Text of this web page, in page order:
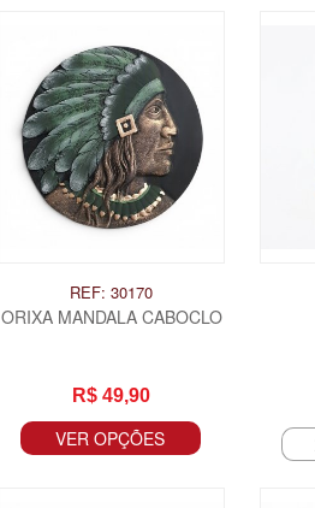
REF: 30170
ORIXA MANDALA CABOCLO
R$ 49,90
VER OPÇÕES